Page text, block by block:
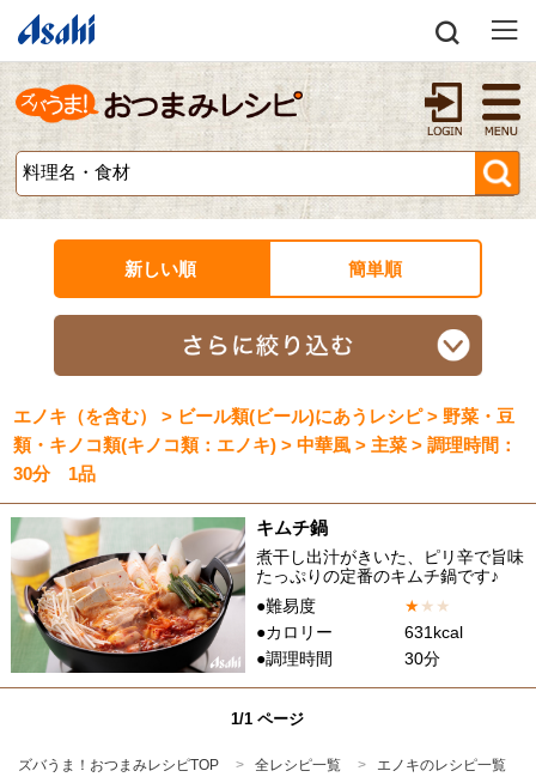
新しい順 簡単順
エノキ（を含む） > ビール類(ビール)にあうレシピ > 野菜・豆
類・キノコ類(キノコ類：エノキ) > 中華風 > 主菜 > 調理時間：
30分 1品
キムチ鍋
煮干し出汁がきいた、ピリ辛で旨味
たっぷりの定番のキムチ鍋です♪
●難易度
★★ ★
●カロリー
631kcal
●調理時間
30分
1/1 ページ
ズバうま！おつまみレシピTOP 全レシピ一覧
エノキのレシピ一覧